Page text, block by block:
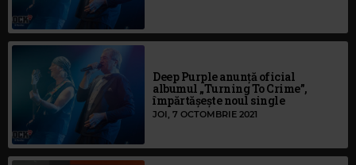
Deep Purple anunță oficial
albumul „Turning To Crime”,
împărtășește noul single
JOI, 7 OCTOMBRIE 2021